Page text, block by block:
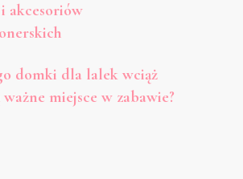
akcesoriów
domki dla lalek wciąż
miejsce w zabawie?